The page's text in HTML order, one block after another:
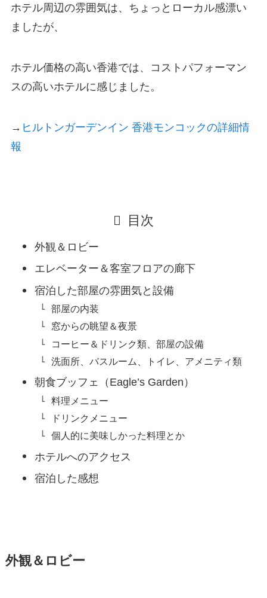
ホテル周辺の雰囲気は、ちょっとローカル感漂い
ましたが、
ホテル価格の高い香港では、コストパフォーマン
スの高いホテルに感じました。
→ ヒルトンガーデンイン 香港モンコックの詳細情
報
目次
外観＆ロビー
エレベーター＆客室フロアの廊下
宿泊した部屋の雰囲気と設備
部屋の内装
窓からの眺望＆夜景
コーヒー＆ドリンク類、部屋の設備
洗面所、バスルーム、トイレ、アメニティ類
朝食ブッフェ（Eagle’s Garden）
料理メニュー
ドリンクメニュー
個人的に美味しかった料理とか
ホテルへのアクセス
宿泊した感想
外観＆ロビー